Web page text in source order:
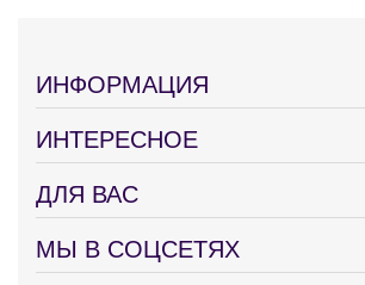
ИНФОРМАЦИЯ
ИНТЕРЕСНОЕ
ДЛЯ ВАС
МЫ В СОЦСЕТЯХ